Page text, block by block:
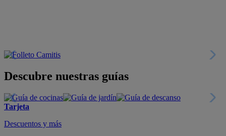
Descubre nuestras guías
Tarjeta
Descuentos y más